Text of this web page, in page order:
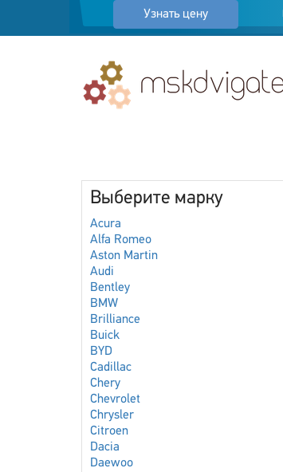
Узнать цену
Выберите марку
Acura
Alfa Romeo
Aston Martin
Audi
Bentley
BMW
Brilliance
Buick
BYD
Cadillac
Chery
Chevrolet
Chrysler
Citroen
Dacia
Daewoo